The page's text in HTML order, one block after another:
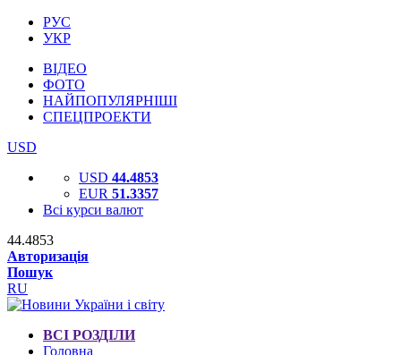
РУС
УКР
ВІДЕО
ФОТО
НАЙПОПУЛЯРНІШІ
СПЕЦПРОЕКТИ
USD
USD 44.4853
EUR 51.3357
Всі курси валют
44.4853
Авторизація
Пошук
RU
ВСІ РОЗДІЛИ
Головна